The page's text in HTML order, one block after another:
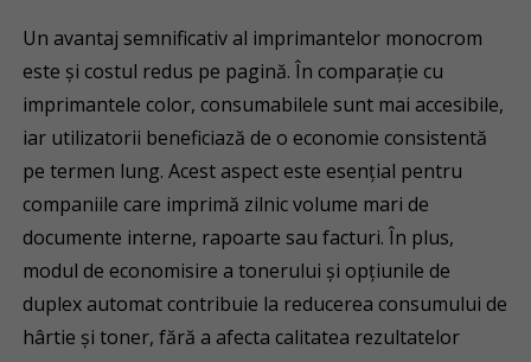
Un avantaj semnificativ al imprimantelor monocrom
este și costul redus pe pagină. În comparație cu
imprimantele color, consumabilele sunt mai accesibile,
iar utilizatorii beneficiază de o economie consistentă
pe termen lung. Acest aspect este esențial pentru
companiile care imprimă zilnic volume mari de
documente interne, rapoarte sau facturi. În plus,
modul de economisire a tonerului și opțiunile de
duplex automat contribuie la reducerea consumului de
hârtie și toner, fără a afecta calitatea rezultatelor